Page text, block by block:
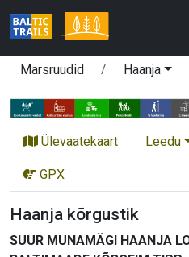
Marsruudid Haanja
Ülevaatekaart Leedu
GPX
Haanja kõrgustik
SUUR MUNAMÄGI HAANJA